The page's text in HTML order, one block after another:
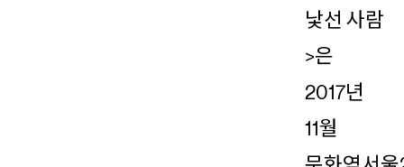
낯선 사람
>은
2017년
11월